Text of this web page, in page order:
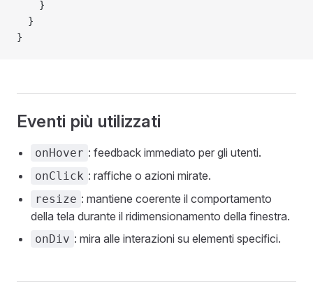
    }
  }
}
Eventi più utilizzati
onHover : feedback immediato per gli utenti.
onClick : raffiche o azioni mirate.
resize : mantiene coerente il comportamento
della tela durante il ridimensionamento della finestra.
onDiv : mira alle interazioni su elementi specifici.